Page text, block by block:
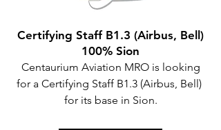
Certifying Staff B1.3 (Airbus, Bell)
100% Sion
Centaurium Aviation MRO is looking
for a Certifying Staff B1.3 (Airbus, Bell)
for its base in Sion.